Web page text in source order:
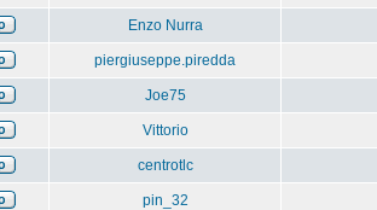
Enzo Nurra
piergiuseppe.piredda
Joe75
Vittorio
centrotlc
pin_32